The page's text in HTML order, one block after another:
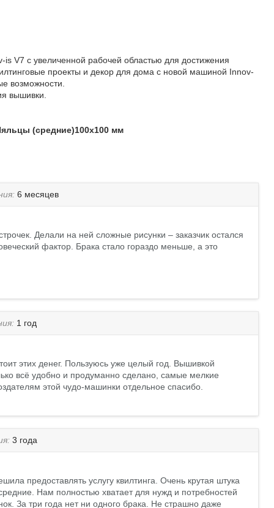
V7 с увеличенной рабочей областью для достижения
проекты и декор для дома с новой машиной Innov-
возможности.
вышивки.
(средние)100х100 мм
6 месяцев
Делали на ней сложные рисунки – заказчик остался
фактор. Брака стало гораздо меньше, а это
1 год
этих денег. Пользуюсь уже целый год. Вышивкой
всё удобно и продуманно сделано, самые мелкие
этой чудо-машинки отдельное спасибо.
3 года
предоставлять услугу квилтинга. Очень крутая штука
Нам полностью хватает для нужд и потребностей
За три года нет ни одного брака. Не страшно даже